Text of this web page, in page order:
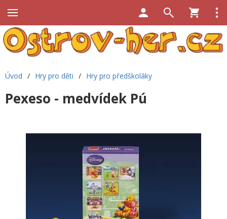
Úvod / Hry pro děti / Hry pro předškoláky
Pexeso - medvídek Pú